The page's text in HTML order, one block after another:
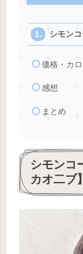
シモン
価格・カ
感想
まとめ
シモンコ
カオ二ブ】